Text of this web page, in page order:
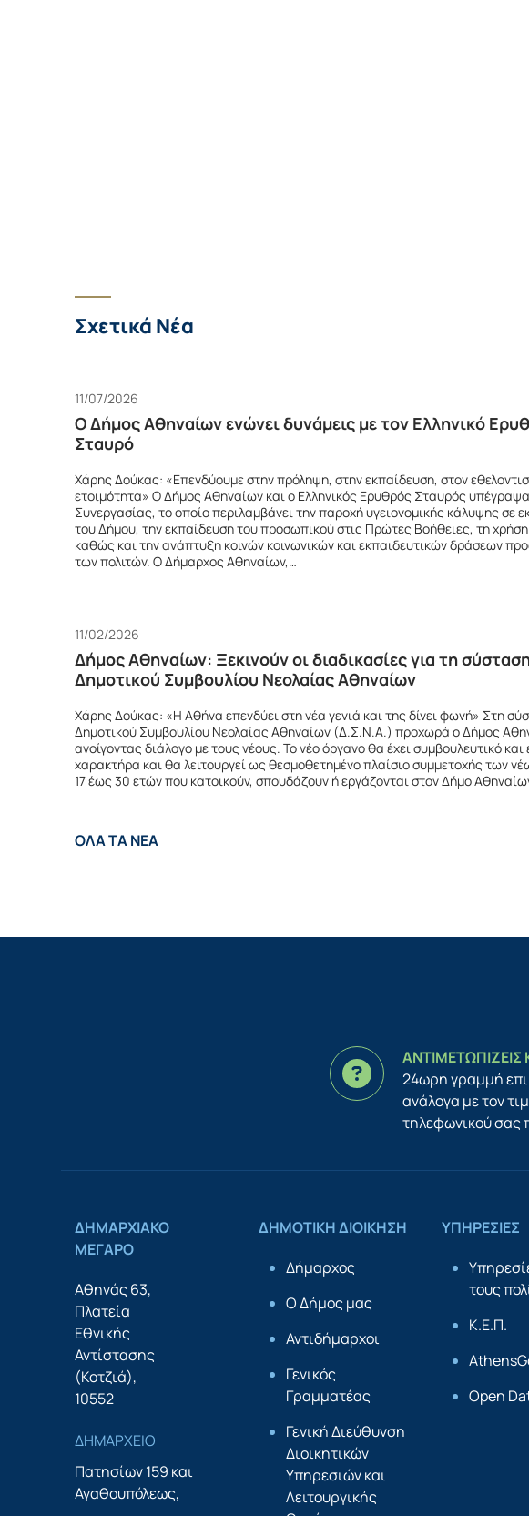
Σχετικά Νέα
11/07/2026
Ο Δήμος Αθηναίων ενώνει δυνάμεις με τον Ελληνικό
Σταυρό
Χάρης Δούκας: «Επενδύουμε στην πρόληψη, στην εκπαίδευση, στον
ετοιμότητα» Ο Δήμος Αθηναίων και ο Ελληνικός Ερυθρός Σταυρός
Συνεργασίας, το οποίο περιλαμβάνει την παροχή υγειονομικής κάλυψης σε
του Δήμου, την εκπαίδευση του προσωπικού στις Πρώτες Βοήθειες, τη
καθώς και την ανάπτυξη κοινών κοινωνικών και εκπαιδευτικών δράσεων
των πολιτών. Ο Δήμαρχος Αθηναίων,…
11/02/2026
Δήμος Αθηναίων: Ξεκινούν οι διαδικασίες για τη
Δημοτικού Συμβουλίου Νεολαίας Αθηναίων
Χάρης Δούκας: «Η Αθήνα επενδύει στη νέα γενιά και της δίνει φωνή» Στη
Δημοτικού Συμβουλίου Νεολαίας Αθηναίων (Δ.Σ.Ν.Α.) προχωρά ο Δήμος
ανοίγοντας διάλογο με τους νέους. Το νέο όργανο θα έχει συμβουλευτικό και
χαρακτήρα και θα λειτουργεί ως θεσμοθετημένο πλαίσιο συμμετοχής των
17 έως 30 ετών που κατοικούν, σπουδάζουν ή εργάζονται στον Δήμο
ΟΛΑ ΤΑ ΝΕΑ
24ωρη γραμμή
ανάλογα με τον
τηλεφωνικού σας
ΔΗΜΑΡΧΙΑΚΟ
ΜΕΓΑΡΟ
Αθηνάς 63,
Πλατεία
Εθνικής
Αντίστασης
(Κοτζιά),
10552
ΔΗΜΑΡΧΕΙΟ
Πατησίων 159 και
Αγαθουπόλεως,
ΔΗΜΟΤΙΚΗ ΔΙΟΙΚΗΣΗ
Δήμαρχος
Ο Δήμος μας
Αντιδήμαρχοι
Γενικός
Γραμματέας
Γενική Διεύθυνση
Διοικητικών
Υπηρεσιών και
Λειτουργικής
ΥΠΗΡΕΣΙΕΣ
τους
Κ.Ε.Π.
Open